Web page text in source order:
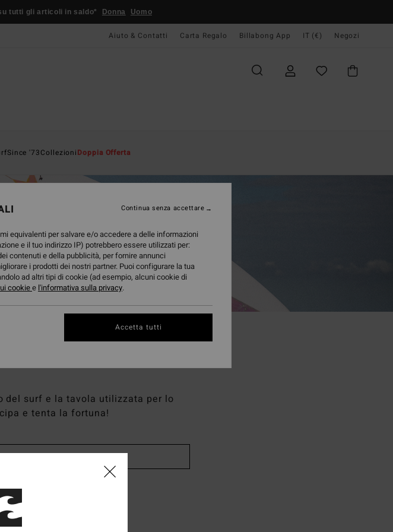
tutti gli articoli in saldo* Donna Uomo
Aiuto & Contatti Carta Regalo Billabong App IT (€) Negozi
Since '73CollezioniDoppia Offerta
tornati!
del surf e la tavola utilizzata per lo
e tenta la fortuna!
equivalenti per salvare e/o accedere a delle informazioni
e il tuo indirizzo IP) potrebbero essere utilizzati per:
contenuti e della pubblicità, per fornire annunci
i prodotti dei nostri partner. Puoi configurare la tua
ad altri tipi di cookie (ad esempio, alcuni cookie di
cookiee l'informativa sulla privacy.
Continua senza accettare
Accetta tutti